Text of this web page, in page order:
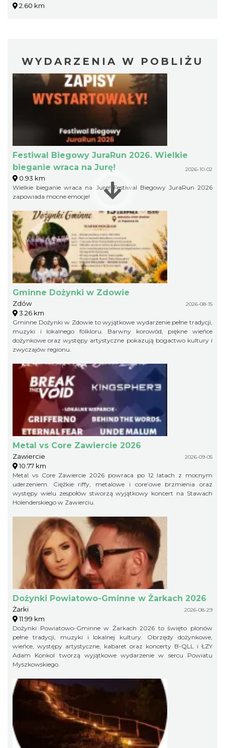
2.60 km
WYDARZENIA W POBLIŻU
Festiwal Biegowy JuraRun 2026. Wielkie
bieganie wraca na Jurę!
2026-10-02
0.93 km
Wielkie bieganie wraca na Jurę! Festiwal Biegowy JuraRun 2026
zapowiada mocne emocje!
Gminne Dożynki w Zdowie
Zdów 2026-08-15
3.26 km
Gminne Dożynki w Zdowie to wyjątkowe wydarzenie pełne tradycji,
muzyki i lokalnego folkloru. Barwny korowód, piękne wieńce
dożynkowe oraz występy artystyczne pokazują bogactwo kultury i
zwyczajów regionu.
Metal vs Core Zawiercie 2026
Zawiercie 2026-09-05
10.77 km
Metal vs Core Zawiercie 2026 powraca po 12 latach z mocnym
uderzeniem. Ciężkie riffy, metalowe i core’owe brzmienia oraz
występy wielu zespołów stworzą wyjątkowy koncert na Stawach
Holenderskiego w Zawierciu.
Dożynki Powiatowo-Gminne w Żarkach 2026
Żarki 2026-08-29
11.99 km
Dożynki Powiatowo-Gminne w Żarkach 2026 to święto plonów
pełne tradycji, muzyki i lokalnej kultury. Obrzędy dożynkowe,
wieńce, występy artystyczne, kabaret oraz koncerty B-QLL i ŁZY
Adam Konkol tworzą wyjątkowe wydarzenie w sercu Powiatu
Myszkowskiego.